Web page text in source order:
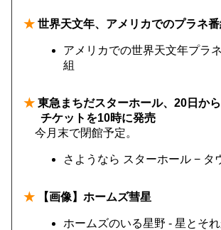
★ 世界天文年、アメリカでのプラネ番
アメリカでの世界天文年プラ
組
★ 東急まちだスターホール、20日か
チケットを10時に発売
今月末で閉館予定。
さようなら スターホール − タ
★ 【画像】ホームズ彗星
ホームズのいる星野 - 星とそ